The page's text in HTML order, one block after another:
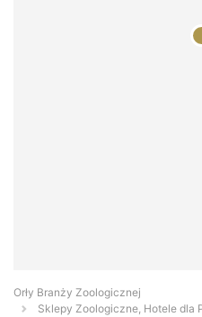
Orły Branży Zoologicznej
Sklepy Zoologiczne, Hotele dla